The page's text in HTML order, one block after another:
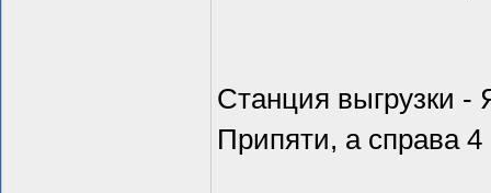
Станция выгрузки -
Припяти, а справа